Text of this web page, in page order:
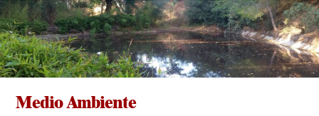
Acerca de Sitio de Calahonda
Quiénes somos
Junta Directiva
Servicios de la EUC
Estatutos
Actuaciones
Utilidades para Residentes y Visitantes
©2026 E.U.C.Sitio de Calahonda, Calle Monte Paraíso, 6, 29649 Mijas Costa.
NIF: G29178803.Todos los derechos reservados. Diseño y desarrollo:Jesse Naylor
Medio Ambiente